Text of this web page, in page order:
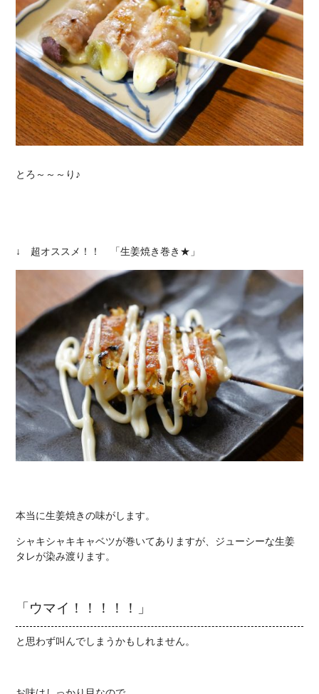
とろ～～～り♪
↓ 超オススメ！！ 「生姜焼き巻き★」
本当に生姜焼きの味がします。
シャキシャキキャベツが巻いてありますが、ジューシーな生姜
タレが染み渡ります。
「ウマイ！！！！！」
と思わず叫んでしまうかもしれません。